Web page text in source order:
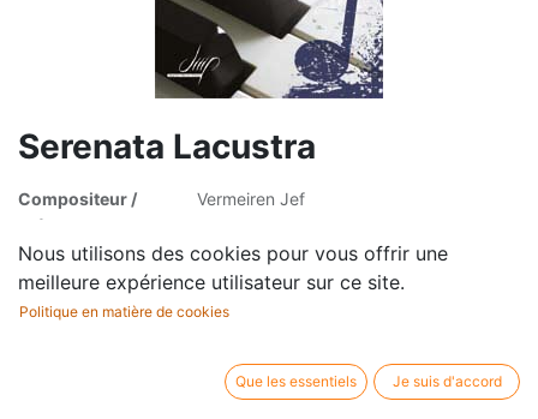
Serenata Lacustra
Compositeur /
auteur:
Vermeiren Jef
Profession:
Piano
Editeur / marque:
Digital Music Print
Type d'article:
Nous utilisons des cookies pour vous offrir une
meilleure expérience utilisateur sur ce site.
Politique en matière de cookies
Que les essentiels Je suis d'accord